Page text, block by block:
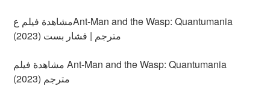
مشاهدة فيلم عAnt-Man and the Wasp: Quantumania
(2023) مترجم | فشار بست
مشاهدة فيلم Ant-Man and the Wasp: Quantumania
(2023) مترجم